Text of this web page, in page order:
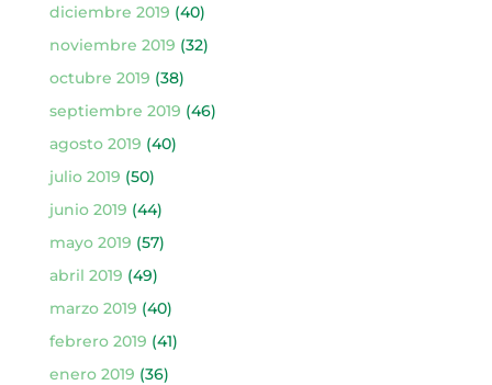
diciembre 2019 (40)
noviembre 2019 (32)
octubre 2019 (38)
septiembre 2019 (46)
agosto 2019 (40)
julio 2019 (50)
junio 2019 (44)
mayo 2019 (57)
abril 2019 (49)
marzo 2019 (40)
febrero 2019 (41)
enero 2019 (36)